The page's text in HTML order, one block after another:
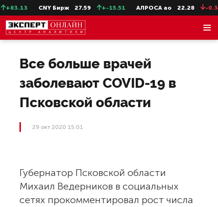
CNY Бирж 27.59 +-15.51 АЛРОСА ао 22.28 -0.31
Все больше врачей
заболевают COVID-19 в
Псковской области
29 окт 2020 15:01
Губернатор Псковской области
Михаил Ведерников в социальных
сетях прокомментировал рост числа